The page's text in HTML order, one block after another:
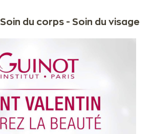
Soin du corps Soin du visage